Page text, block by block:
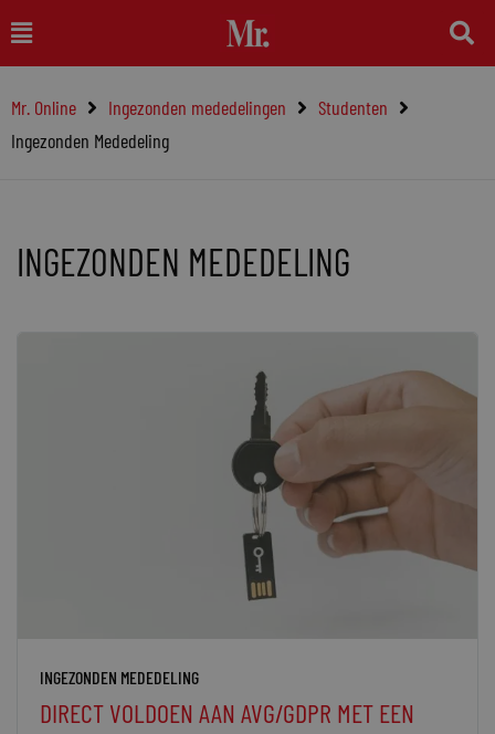
naar
inhoud
Main
Menu
Mr. Online Ingezonden mededelingen
Studenten
Ingezonden Mededeling
INGEZONDEN MEDEDELING
INGEZONDEN MEDEDELING
DIRECT VOLDOEN AAN AVG/GDPR MET EEN